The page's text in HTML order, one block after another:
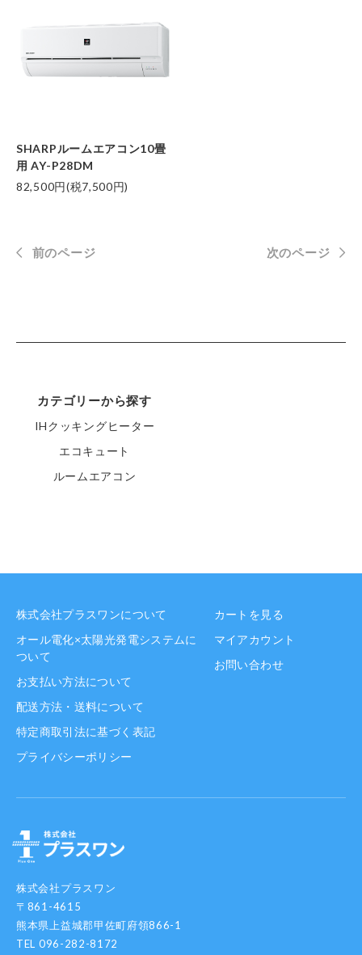
SHARPルームエアコン10畳
用 AY-P28DM
82,500円(税7,500円)
前のページ 次のページ
カテゴリーから探す
IHクッキングヒーター
エコキュート
ルームエアコン
株式会社プラスワン
〒861-4615
熊本県上益城郡甲佐町府領866-1
TEL 096-282-8172
株式会社プラスワンについて
オール電化×太陽光発電システムに
ついて
お支払い方法について
配送方法・送料について
特定商取引法に基づく表記
プライバシーポリシー
カートを見る
マイアカウント
お問い合わせ